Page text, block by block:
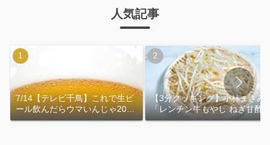
人気記事
7/14【テレビ千鳥】これで生ビ
ール飲んだらウマいんじゃ2026
｜おおよその作り方
【3分クッキング】小林まさみ
「レンチン牛もやし ねぎ甘酢
れ」作り方